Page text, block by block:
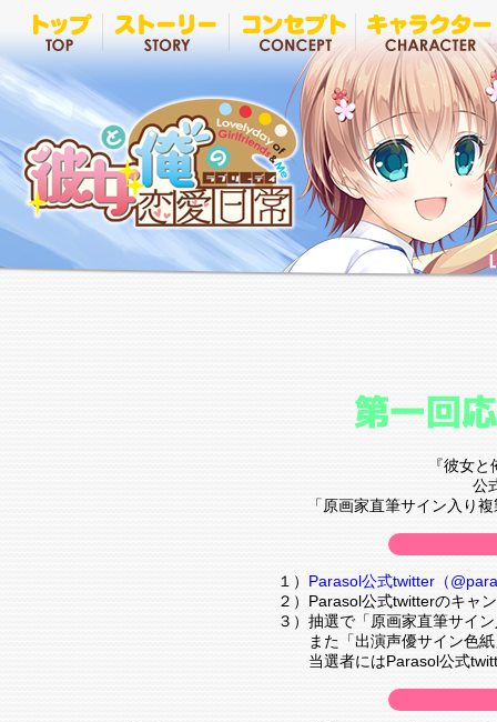
『彼女
公
「原画家直筆サイン入り
１） Parasol公式twitter（
２）Parasol公式twitterのキャ
３）抽選で「原画家直筆サイ
また「出演声優サイン色紙
当選者にはParasol公式